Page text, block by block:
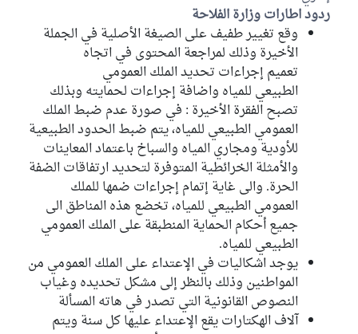
ردود اطارات وزارة الفلاحة
وقع تغيير طفيف على الصيغة الأصلية في الجملة
الأخيرة وذلك لمراجعة المحتوى في اتجاه
تعميم إجراءات تحديد الملك العمومي
الطبيعي للمياه واضافة إجراءات لحمايته وبذلك
تصبح الفقرة الأخيرة : في صورة عدم ضبط الملك
العمومي الطبيعي للمياه، يتم ضبط الحدود الطبيعية
للأودية ومجاري المياه والسباخ باعتماد المعاينات
والأمثلة الخرائطية المتوفرة لتحديد ارتفاقات الضفة
الحرة. والى غاية إتمام إجراءات ضمها للملك
العمومي الطبيعي للمياه، تخضع هذه المناطق الى
جميع أحكام الحماية المنطبقة على الملك العمومي
الطبيعي للمياه.
يوجد اشكاليات في الإعتداء على الملك العمومي من
المواطنين وذلك بالنظر إلى مشكل تحديده وغياب
النصوص القانونية التي تصدر في هاته المسألة
آلاف الهكتارات يقع الإعتداء عليها كل سنة ويتم